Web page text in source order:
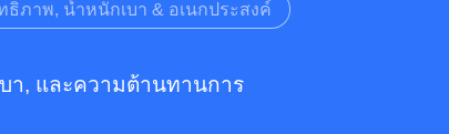
ธิภาพ, น้ำหนักเบา & อเนกประสงค์
า, และความต้านทานการ